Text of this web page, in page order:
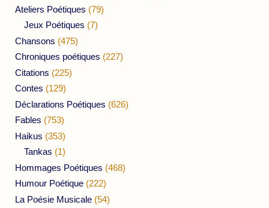
Ateliers Poétiques (79)
Jeux Poétiques (7)
Chansons (475)
Chroniques poétiques (227)
Citations (225)
Contes (129)
Déclarations Poétiques (626)
Fables (753)
Haikus (353)
Tankas (1)
Hommages Poétiques (468)
Humour Poétique (222)
La Poésie Musicale (54)